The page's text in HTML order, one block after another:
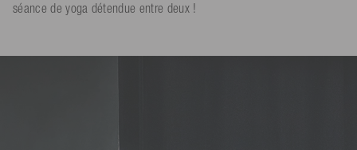
séance de yoga détendue entre deux !